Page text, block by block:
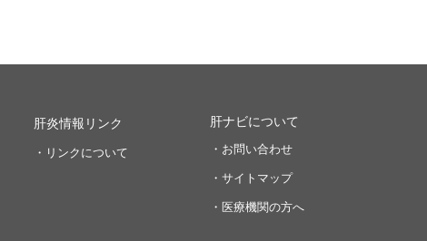
肝炎情報リンク
・リンクについて
肝ナビについて
・お問い合わせ
・サイトマップ
・医療機関の方へ